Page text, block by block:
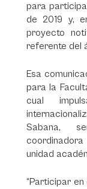
para
de 2019 y,
proyecto
referente del
Esa
para la
cual
Sabana,
unidad
“Participar